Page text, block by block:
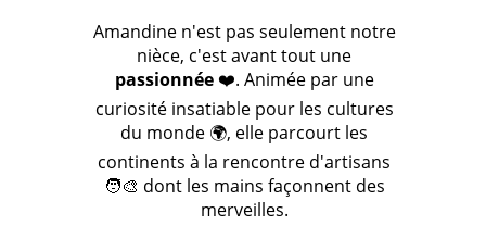
Amandine n'est pas seulement notre
nièce, c'est avant tout une
passionnée❤️. Animée par une
curiosité insatiable pour les cultures
du monde 🌍, elle parcourt les
continents à la rencontre d'artisans
🧑‍🎨 dont les mains façonnent des
merveilles.